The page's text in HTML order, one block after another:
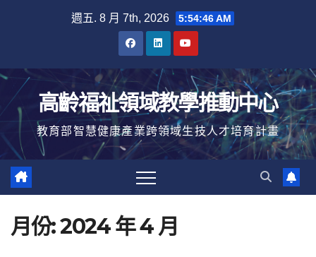
週五. 8 月 7th, 2026 5:54:47 AM
高齡福祉領域教學推動中心
教育部智慧健康產業跨領域生技人才培育計畫
月份:2024 年 4 月